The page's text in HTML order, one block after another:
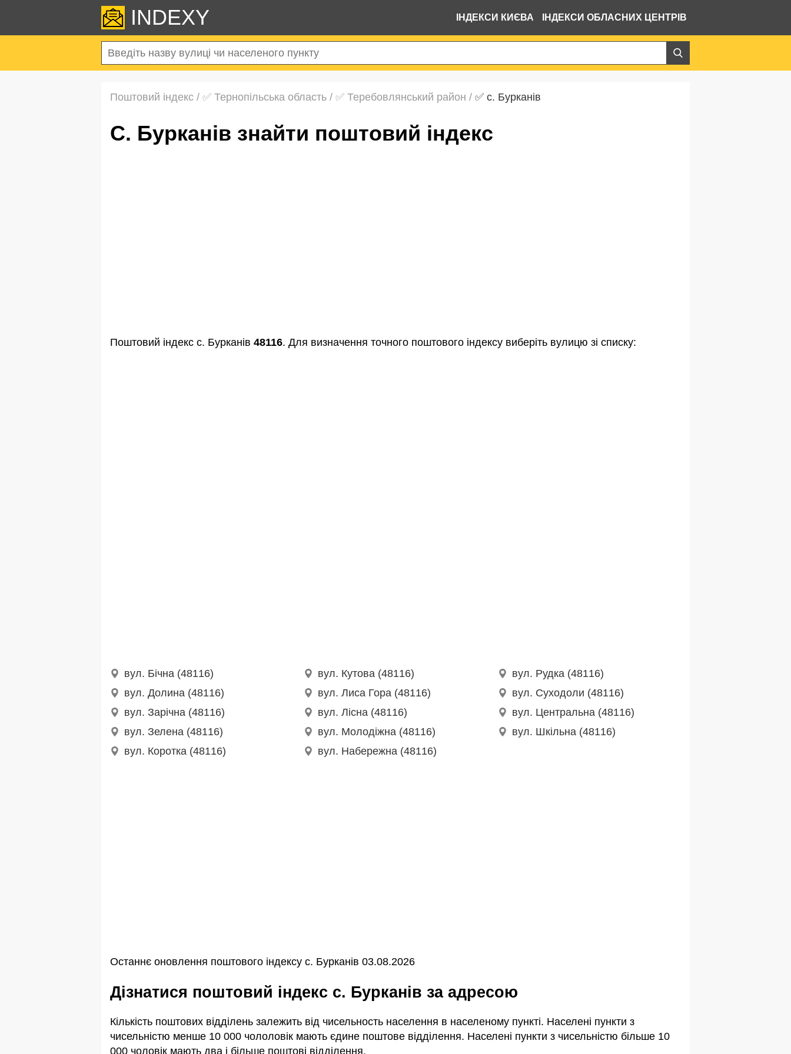
INDEXY ІНДЕКСИ КИЄВА ІНДЕКСИ ОБЛАСНИХ ЦЕНТРІВ
Поштовий індекс / ✅ Тернопільська область / ✅ Теребовлянський район / ✅ с. Бурканів
с. Бурканів знайти поштовий індекс
Поштовий індекс с. Бурканів 48116. Для визначення точного поштового індексу виберіть вулицю зі списку:
вул. Бічна (48116)
вул. Долина (48116)
вул. Зарічна (48116)
вул. Зелена (48116)
вул. Коротка (48116)
вул. Кутова (48116)
вул. Лиса Гора (48116)
вул. Лісна (48116)
вул. Молодіжна (48116)
вул. Набережна (48116)
вул. Рудка (48116)
вул. Суходоли (48116)
вул. Центральна (48116)
вул. Шкільна (48116)
Останнє оновлення поштового індексу с. Бурканів 03.08.2026
Дізнатися поштовий індекс с. Бурканів за адресою
Кількість поштових відділень залежить від чисельность населення в населеному пункті. Населені пункти з
чисельністю менше 10 000 чололовік мають єдине поштове відділення. Населені пункти з чисельністю більше 10
000 чоловік мають два і більше поштові відділення.